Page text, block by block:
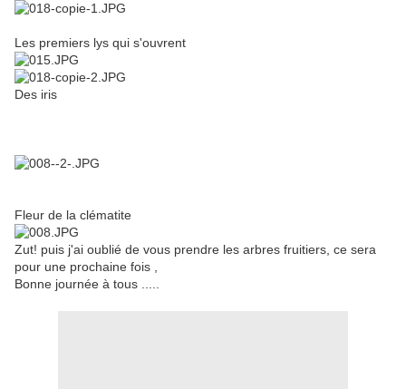
Les premiers lys qui s'ouvrent
Des iris
Fleur de la clématite
Zut! puis j'ai oublié de vous prendre les arbres fruitiers, ce sera
pour une prochaine fois ,
Bonne journée à tous .....